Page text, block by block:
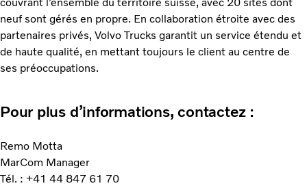
couvrant l’ensemble du territoire suisse, avec 20 sites dont
neuf sont gérés en propre. En collaboration étroite avec des
partenaires privés, Volvo Trucks garantit un service étendu et
de haute qualité, en mettant toujours le client au centre de
ses préoccupations.
Pour plus d’informations, contactez :
Remo Motta
MarCom Manager
Tél. : +41 44 847 61 70